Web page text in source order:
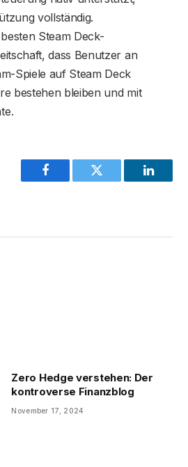
vollständig.
Steam Deck-
dass Benutzer an
Spiele auf Steam Deck
bestehen bleiben und mit
Facebook Twitter LinkedIn
Zero Hedge verstehen: Der
kontroverse Finanzblog
November 17, 2024